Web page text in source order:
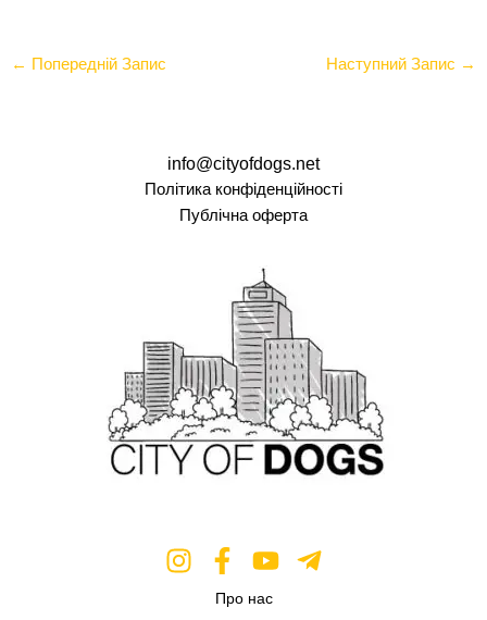
← Попередній Запис Наступний Запис →
info@cityofdogs.net
Політика конфіденційності
Публічна оферта
Про нас